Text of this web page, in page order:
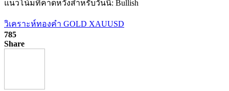
แนวโน้มที่คาดหวังสำหรับวันนี้: Bullish
วิเคราะห์ทองคำ GOLD XAUUSD
785
Share